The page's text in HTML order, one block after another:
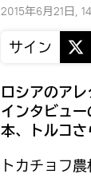
2015年6月21日,
サイン
ロシアのア
インタビュ
本、トルコ
トカチョフ